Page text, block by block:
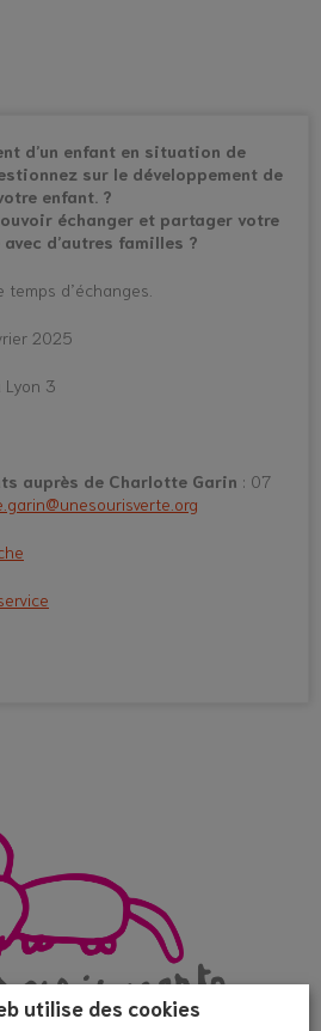
d’un enfant en situation de
sur le développement de
enfant. ?
échanger et partager votre
d’autres familles ?
temps d’échanges.
2025
Lyon 3
auprès de Charlotte Garin : 07
utilise des cookies